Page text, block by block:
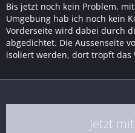
Bis jetzt noch kein Problem,
Umgebung hab ich noch kein
Vorderseite wird dabei durch
abgedichtet. Die Aussenseite
isoliert werden, dort tropft das
Jetzt